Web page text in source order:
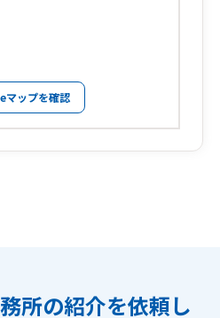
マップを確認
所の紹介を依頼し